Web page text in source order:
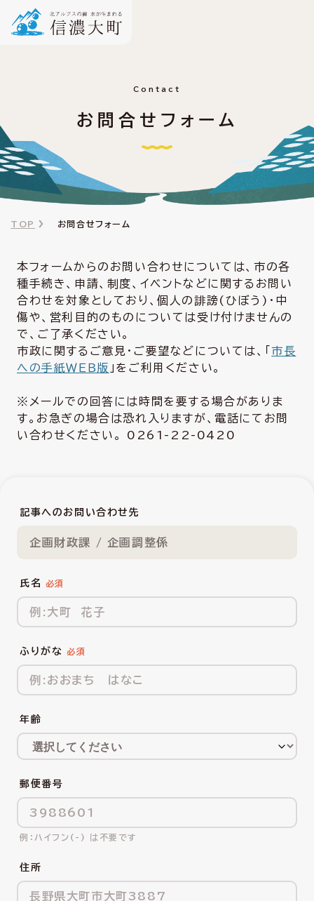
Contact
お問合せフォーム
TOP お問合せフォーム
本フォームからのお問い合わせについては、市の各
種手続き、申請、制度、イベントなどに関するお問い
合わせを対象としており、個人の誹謗(ひぼう)・中
傷や、営利目的のものについては受け付けませんの
で、ご了承ください。
市政に関するご意見・ご要望などについては、「市長
への手紙ＷＥＢ版 」をご利用ください。
※メールでの回答には時間を要する場合がありま
す。お急ぎの場合は恐れ入りますが、電話にてお問
い合わせください。 0261-22-0420
記事へのお問い合わせ先
企画財政課 / 企画調整係
氏名
ふりがな
年齢
郵便番号
ハイフン(-) は不要です
住所